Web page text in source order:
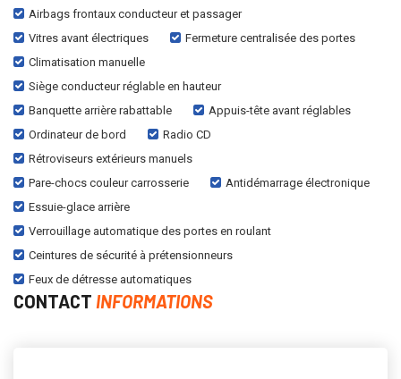
Airbags frontaux conducteur et passager
Vitres avant électriques
Fermeture centralisée des portes
Climatisation manuelle
Siège conducteur réglable en hauteur
Banquette arrière rabattable
Appuis-tête avant réglables
Ordinateur de bord
Radio CD
Rétroviseurs extérieurs manuels
Pare-chocs couleur carrosserie
Antidémarrage électronique
Essuie-glace arrière
Verrouillage automatique des portes en roulant
Ceintures de sécurité à prétensionneurs
Feux de détresse automatiques
CONTACT INFORMATIONS